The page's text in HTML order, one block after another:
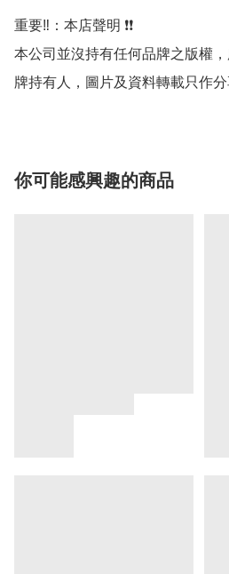
重要‼️：本店聲明 ❗️❗️
本公司並沒持有任何品牌之版權
牌持有人，圖片及資料轉載只作分
你可能感興趣的商品